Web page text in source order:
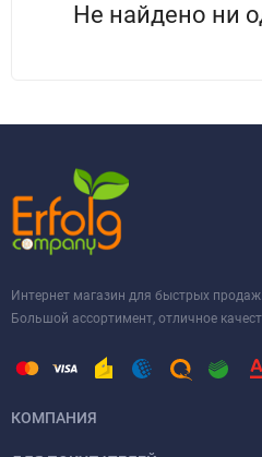
Не найдено ни
Интернет магазин для быстрых
Большой ассортимент, отличное
КОМПАНИЯ